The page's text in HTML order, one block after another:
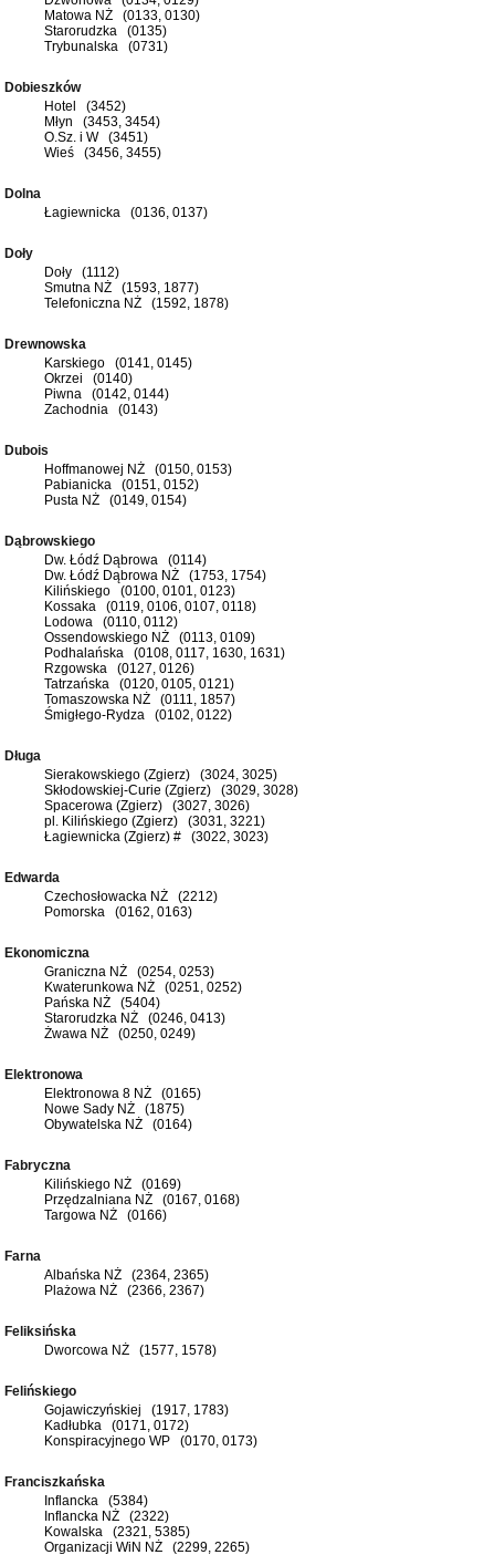
Matowa NŻ (0133, 0130)
Starorudzka (0135)
Trybunalska (0731)
Dobieszków
Hotel (3452)
Młyn (3453, 3454)
O.Sz. i W (3451)
Wieś (3456, 3455)
Dolna
Łagiewnicka (0136, 0137)
Doły
Doły (1112)
Smutna NŻ (1593, 1877)
Telefoniczna NŻ (1592, 1878)
Drewnowska
Karskiego (0141, 0145)
Okrzei (0140)
Piwna (0142, 0144)
Zachodnia (0143)
Dubois
Hoffmanowej NŻ (0150, 0153)
Pabianicka (0151, 0152)
Pusta NŻ (0149, 0154)
Dąbrowskiego
Dw. Łódź Dąbrowa (0114)
Dw. Łódź Dąbrowa NŻ (1753, 1754)
Kilińskiego (0100, 0101, 0123)
Kossaka (0119, 0106, 0107, 0118)
Lodowa (0110, 0112)
Ossendowskiego NŻ (0113, 0109)
Podhalańska (0108, 0117, 1630, 1631)
Rzgowska (0127, 0126)
Tatrzańska (0120, 0105, 0121)
Tomaszowska NŻ (0111, 1857)
Śmigłego-Rydza (0102, 0122)
Długa
Sierakowskiego (Zgierz) (3024, 3025)
Skłodowskiej-Curie (Zgierz) (3029, 3028)
Spacerowa (Zgierz) (3027, 3026)
pl. Kilińskiego (Zgierz) (3031, 3221)
Łagiewnicka (Zgierz) # (3022, 3023)
Edwarda
Czechosłowacka NŻ (2212)
Pomorska (0162, 0163)
Ekonomiczna
Graniczna NŻ (0254, 0253)
Kwaterunkowa NŻ (0251, 0252)
Pańska NŻ (5404)
Starorudzka NŻ (0246, 0413)
Żwawa NŻ (0250, 0249)
Elektronowa
Elektronowa 8 NŻ (0165)
Nowe Sady NŻ (1875)
Obywatelska NŻ (0164)
Fabryczna
Kilińskiego NŻ (0169)
Przędzalniana NŻ (0167, 0168)
Targowa NŻ (0166)
Farna
Albańska NŻ (2364, 2365)
Plażowa NŻ (2366, 2367)
Feliksińska
Dworcowa NŻ (1577, 1578)
Felińskiego
Gojawiczyńskiej (1917, 1783)
Kadłubka (0171, 0172)
Konspiracyjnego WP (0170, 0173)
Franciszkańska
Inflancka (5384)
Inflancka NŻ (2322)
Kowalska (2321, 5385)
Organizacji WiN NŻ (2299, 2265)